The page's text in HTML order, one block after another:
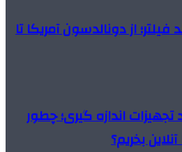
فیلتر؛ از دونالدسون آمریکا تا
تجهیزات اندازه گیری؛ چطور
بخریم؟